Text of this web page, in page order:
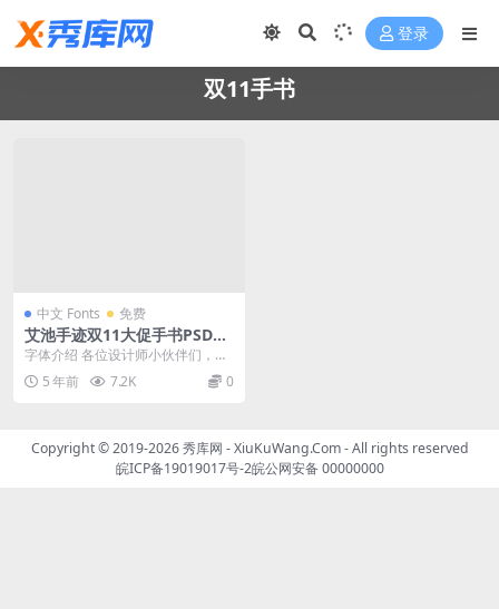
登录
双11手书
中文 Fonts 免费
艾池手迹双11大促手书PSD下
载「免费商用字体」
字体介绍 各位设计师小伙伴们，这
个国庆玩得开心吗？开心就对了，
又到双11了，又要...
5 年前 7.2K 0
Copyright © 2019-2026秀库网 - XiuKuWang.Com- All rights reserved
皖ICP备19019017号-2皖公网安备 00000000